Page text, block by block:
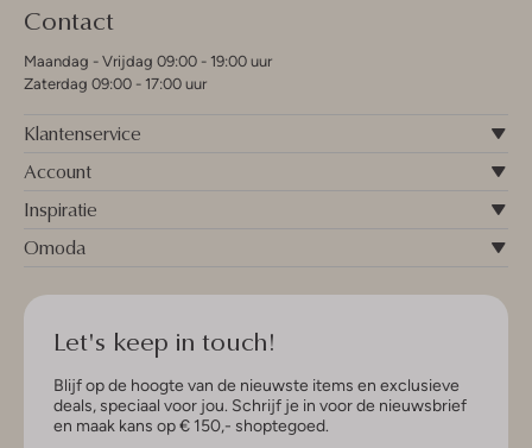
Contact
Maandag - Vrijdag 09:00 - 19:00 uur
Zaterdag 09:00 - 17:00 uur
Klantenservice
Account
Inspiratie
Omoda
Let's keep in touch!
Blijf op de hoogte van de nieuwste items en exclusieve
deals, speciaal voor jou. Schrijf je in voor de nieuwsbrief
en maak kans op € 150,- shoptegoed.